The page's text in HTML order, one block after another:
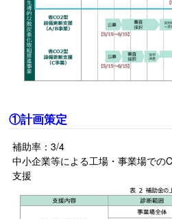
①計画策定
補助率：3/4
中小企業等による工場・事業場での
支援